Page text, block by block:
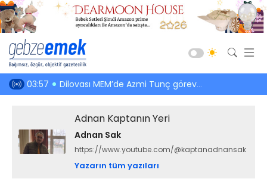
gibi 03:57 Dilovası MEM’de Azmi Tunç göreve döndü
Adnan Kaptanın Yeri
Adnan Sak
https://www.youtube.com/@kaptanadnansak
Yazarın tüm yazıları
Güncel
Siyaset
Asayiş
Spor